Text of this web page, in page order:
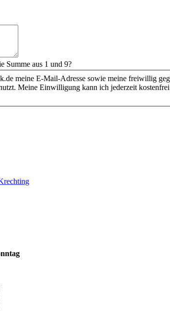
Summe aus 1 und 9?
meine E-Mail-Adresse sowie meine freiwillig
Meine Einwilligung kann ich jederzeit
nntag